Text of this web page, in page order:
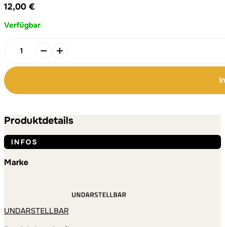
12,00 €
Verfügbar
Jahreslosung
2024
mit
Umschlag
Globales
Menge
Produktdetails
INFOS
Marke
UNDARSTELLBAR